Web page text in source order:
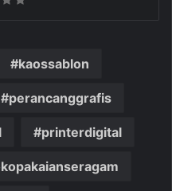
kaossablon
perancanggrafis
printerdigital